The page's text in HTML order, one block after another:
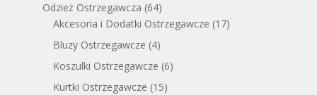
Odzież Ostrzegawcza (64)
Akcesoria i Dodatki Ostrzegawcze (17)
Bluzy Ostrzegawcze (4)
Koszulki Ostrzegawcze (6)
Kurtki Ostrzegawcze (15)